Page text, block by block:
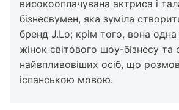
високооплачувана актриса і
бізнесвумен, яка зуміла
бренд J.Lo; крім того, вона
жінок світового шоу-бізнесу та
найвпливовіших осіб, що
іспанською мовою.